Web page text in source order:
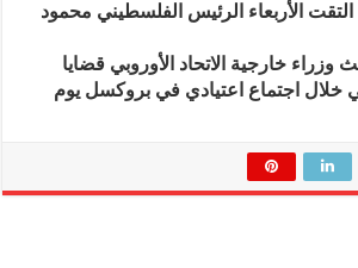
الأربعاء الرئيس الفلسطيني محمود
خارجية الاتحاد الأوروبي قضايا
خلال اجتماع اعتيادي في بروكسل يوم